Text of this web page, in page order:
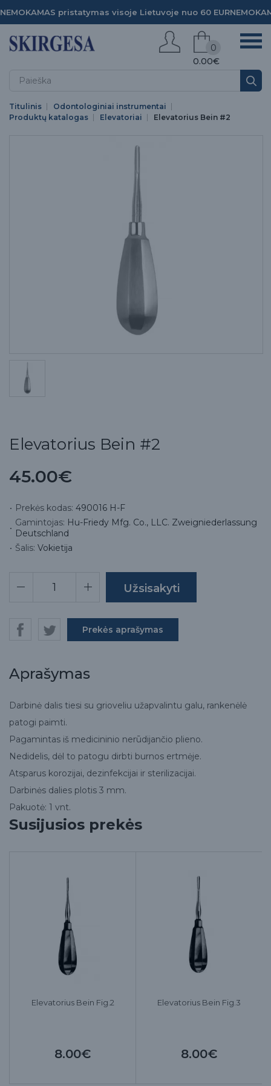
NEMOKAMAS pristatymas visoje Lietuvoje nuo 60 EUR
0.00€
0
Titulinis
Odontologiniai instrumentai
Produktų katalogas
Elevatoriai Elevatorius Bein #2
Elevatorius Bein #2
45.00€
Prekės kodas: 490016 H-F
Gamintojas: Hu-Friedy Mfg. Co., LLC. Zweigniederlassung
Deutschland
Šalis: Vokietija
Prekės aprašymas
Aprašymas
Darbinė dalis tiesi su grioveliu užapvalintu galu, rankenėlė
patogi paimti.
Pagamintas iš medicininio nerūdijančio plieno.
Nedidelis, dėl to patogu dirbti burnos ertmėje.
Atsparus korozijai, dezinfekcijai ir sterilizacijai.
Darbinės dalies plotis 3 mm.
Pakuotė: 1 vnt.
Susijusios prekės
Elevatorius Bein Fig.2
8.00€
Elevatorius Bein Fig.3
8.00€